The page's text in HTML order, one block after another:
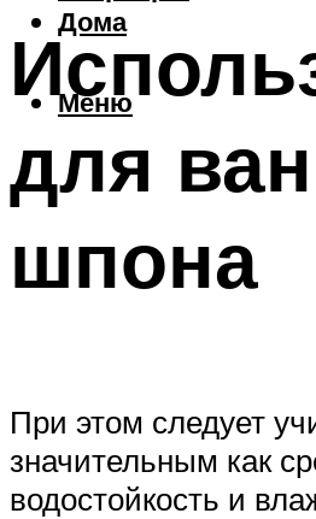
Дома
Меню
для
шпона
При этом следует
значительным как
водостойкость и